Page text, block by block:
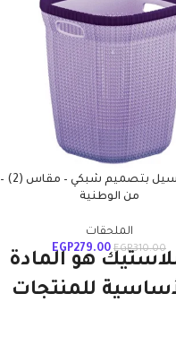
سبت غسيل بتصميم شبكي – مقاس (2) –
من الوطنية
الملحقات
EGP310.00
EGP279.00
هو المادة
للمنتجات